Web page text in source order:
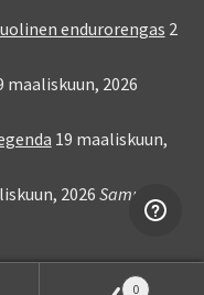
endurorengas 2
maaliskuun, 2026
19 maaliskuun,
2026Samuli
0